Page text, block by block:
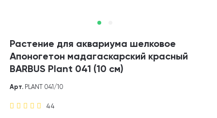
Растение для аквариума шелковое
Апоногетон мадагаскарский красный
BARBUS Plant 041 (10 см)
44
Арт. PLANT 041/10